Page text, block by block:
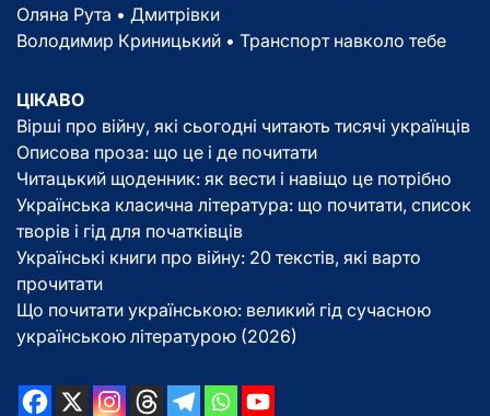
Оляна Рута • Дмитрівки
Володимир Криницький • Транспорт навколо тебе
ЦІКАВО
Вірші про війну, які сьогодні читають тисячі українців
Описова проза: що це і де почитати
Читацький щоденник: як вести і навіщо це потрібно
Українська класична література: що почитати, список
творів і гід для початківців
Українські книги про війну: 20 текстів, які варто
прочитати
Що почитати українською: великий гід сучасною
українською літературою (2026)